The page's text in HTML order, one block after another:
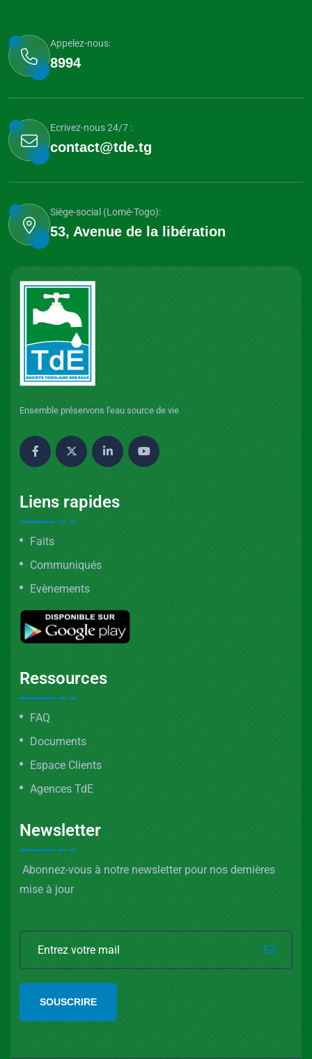
Appelez-nous:
8994
Ecrivez-nous 24/7 :
contact@tde.tg
Siège-social (Lomé-Togo):
53, Avenue de la libération
Ensemble préservons l'eau source de vie
Liens rapides
Faits
Communiqués
Evènements
Ressources
FAQ
Documents
Espace Clients
Agences TdE
Newsletter
Abonnez-vous à notre newsletter pour nos dernières
mise à jour
SOUSCRIRE